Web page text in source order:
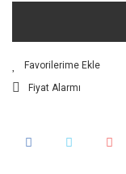
Fiyat Alarmı